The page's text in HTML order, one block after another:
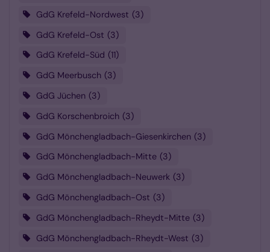
GdG Krefeld-Nordwest 3
GdG Krefeld-Ost 3
GdG Krefeld-Süd
11
GdG Meerbusch 3
GdG Jüchen 3
GdG Korschenbroich 3
GdG Mönchengladbach-Giesenkirchen 3
GdG Mönchengladbach-Mitte
3
GdG Mönchengladbach-Neuwerk 3
GdG Mönchengladbach-Ost 3
GdG Mönchengladbach-Rheydt-Mitte 3
GdG Mönchengladbach-Rheydt-West 3